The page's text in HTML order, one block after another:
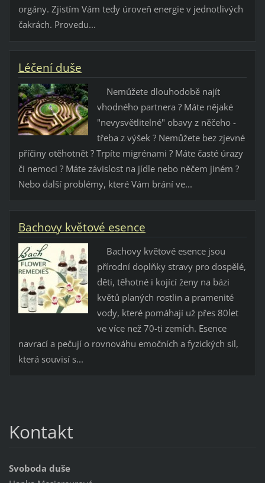
orgány. Zjistím Vám tedy úroveň energie v jednotlivých
čakrách. Provedu...
Léčení duše
Nemůžete dlouhodobě najít
vhodného partnera ? Máte nějaké
"nevysvětlitelné" obavy z něčeho -
třeba z výšek ? Nemůžete bez zjevné
příčiny otěhotnět ? Trpíte migrénami ? Máte časté úrazy
či nemoci ? Máte závislost na jídle nebo něčem jiném ?
Nebo další problémy, které Vám brání ve...
Bachovy květové esence
Bachovy květové esence jsou
přírodní doplňky stravy pro dospělé,
děti, těhotné i kojící ženy na bázi
květů planých rostlin a pramenité
vody, které pomáhají už přes 80let
ve více než 70-ti zemích. Esence
navrací a pečují o rovnováhu emočních a fyzických sil,
která souvisí s...
Kontakt
Svoboda duše